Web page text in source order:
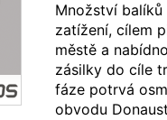
Množství
zatížení, cílem
městě a
zásilky do cíle
fáze potrvá
obvodu